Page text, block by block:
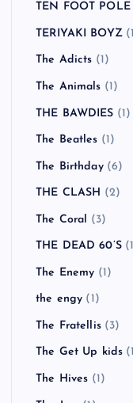
TEN FOOT POLE
TERIYAKI BOYZ
The Adicts (1)
The Animals (1)
THE BAWDIES (1)
The Beatles (1)
The Birthday(6)
THE CLASH (2)
The Coral (3)
THE DEAD 60’S
The Enemy (1)
the engy (1)
The Fratellis(3)
The Get Up kids
The Hives (1)